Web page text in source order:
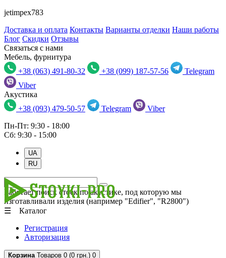
jetimpex783
Доставка и оплата Контакты Варианты отделки Наши работы
Блог Скидки Отзывы
Связаться с нами
Мебель, фурнитура
+38 (063) 491-80-32
+38 (099) 187-57-56
Telegram
Viber
Акустика
+38 (093) 479-50-57
Telegram
Viber
Пн-Пт: 9:30 - 18:00
Сб: 9:30 - 15:00
UA
RU
Работает поиск стоек по акустике, под которую мы
изготавливали изделия (например "Edifier", "R2800")
☰ Каталог
Регистрация
Авторизация
Корзина Товаров 0 (0 грн.) 0